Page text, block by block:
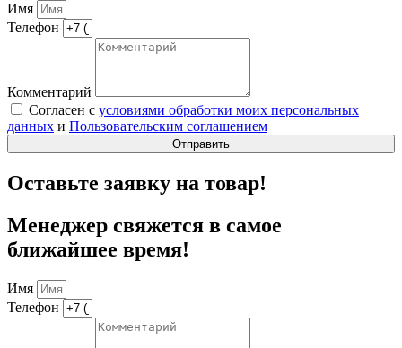
Имя
Телефон
Комментарий
Согласен с условиями обработки моих персональных
данных и Пользовательским соглашением
Отправить
Оставьте заявку на товар!
Менеджер свяжется в самое
ближайшее время!
Имя
Телефон